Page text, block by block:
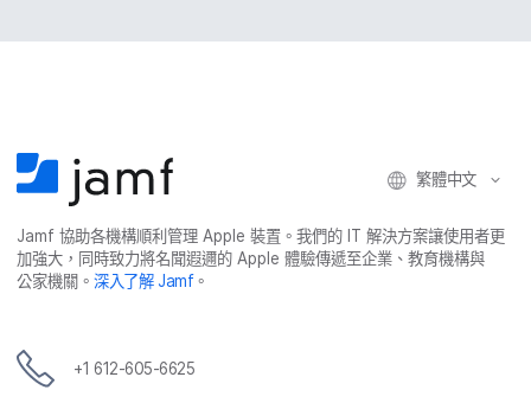
繁體​中文
Jamf協助​各​機構​順利​管理 Apple裝置。​我們​的 IT解決​方案​讓​使用​者​更​
加強​大，​同時​致力​將​名聞​遐邇​的 Apple體驗​傳遞​至​企業、​教育​機構​與​
公家​機關。深入​了​解Jamf。
+1 612-605-6625